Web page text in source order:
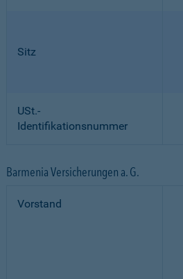
Sitz
USt.-
Identifikationsnummer
Barmenia Versicherungen a. G.
Vorstand